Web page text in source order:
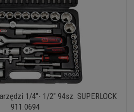
1/4"- 1/2" 94sz. SUPERLOCK
911.0694